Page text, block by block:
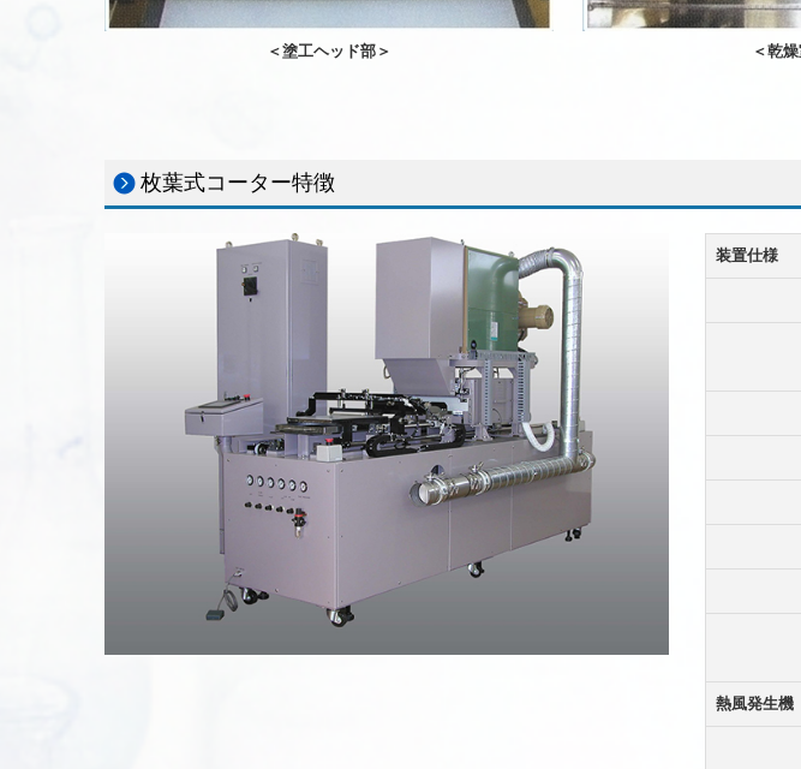
＜塗工ヘッド部＞ ＜乾
枚葉式コーター特徴
装置仕様
熱風発生機